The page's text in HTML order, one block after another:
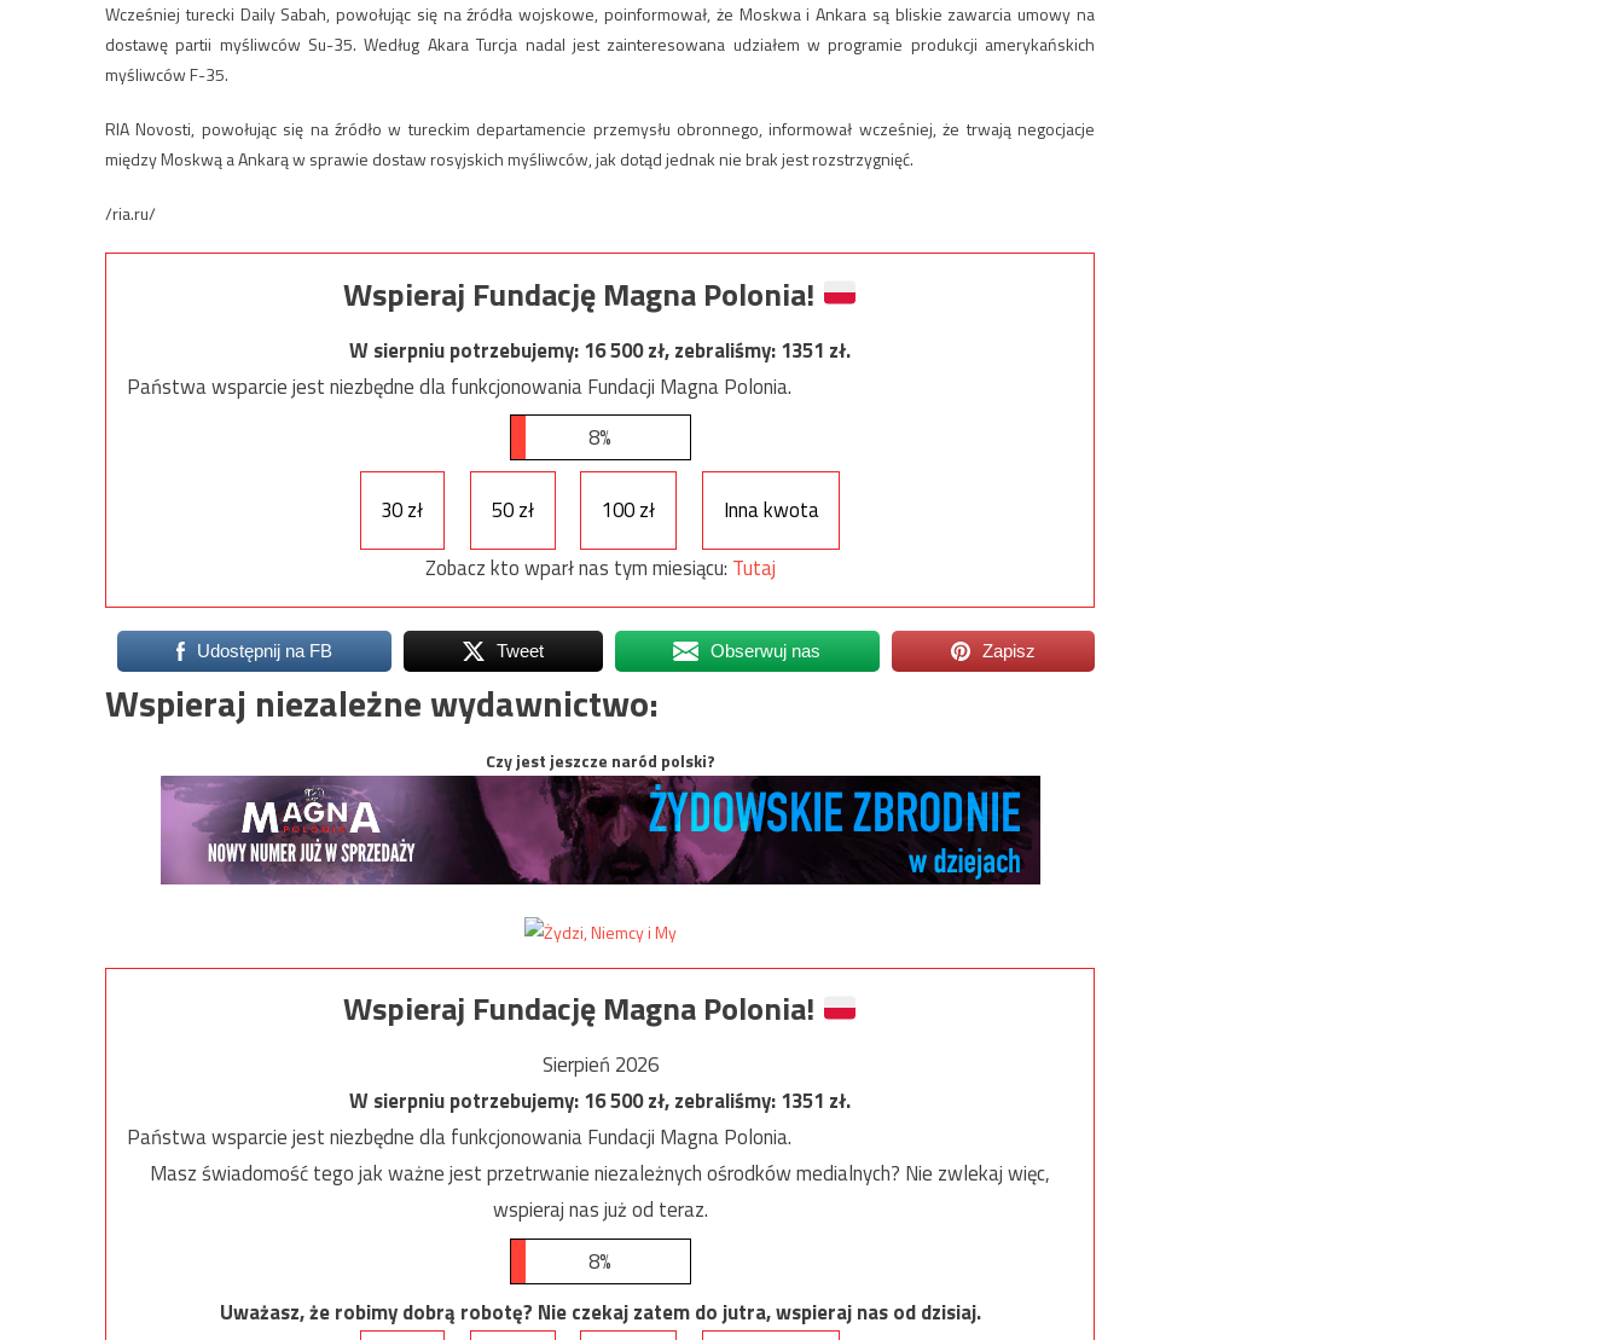
Wcześniej turecki Daily Sabah, powołując się na źródła wojskowe, poinformował, że ​​Moskwa i Ankara są bliskie zawarcia umowy na
dostawę partii myśliwców Su-35. Według Akara Turcja nadal jest zainteresowana udziałem w programie produkcji amerykańskich
myśliwców F-35.
RIA Novosti, powołując się na źródło w tureckim departamencie przemysłu obronnego, informował wcześniej, że trwają negocjacje
między Moskwą a Ankarą w sprawie dostaw rosyjskich myśliwców, jak dotąd jednak nie brak jest rozstrzygnięć.
/ria.ru/
Wspieraj Fundację Magna Polonia!
W sierpniu potrzebujemy:16 500zł, zebraliśmy:1351 zł.
Państwa wsparcie jest niezbędne dla funkcjonowania Fundacji Magna Polonia.
8%
30 zł 50 zł 100 zł
Inna kwota
Zobacz kto wparł nas tym miesiącu: Tutaj
Udostępnij na FB Tweet Obserwuj nas Zapisz
Wspieraj niezależne wydawnictwo:
Czy jest jeszcze naród polski?
Wspieraj Fundację Magna Polonia!
Sierpień 2026
W sierpniu potrzebujemy:16 500zł, zebraliśmy:1351 zł.
Państwa wsparcie jest niezbędne dla funkcjonowania Fundacji Magna Polonia.
Masz świadomość tego jak ważne jest przetrwanie niezależnych ośrodków medialnych? Nie zwlekaj więc,
wspieraj nas już od teraz.
8%
Uważasz, że robimy dobrą robotę? Nie czekaj zatem do jutra, wspieraj nas od dzisiaj.